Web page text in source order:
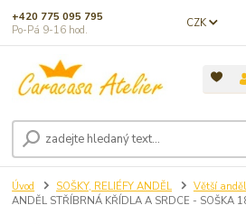
CZK
+420 775 095 795
Po-Pá 9-16 hod.
Úvod SOŠKY, RELIÉFY ANDĚL Větší
ANDĚL STŘÍBRNÁ KŘÍDLA A SRDCE - SOŠKA